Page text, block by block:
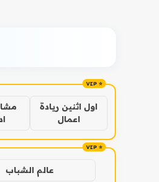
اول اثنين ريادة
اعمال
عالم الشباب